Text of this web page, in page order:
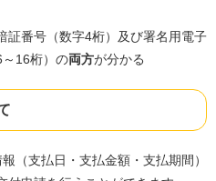
番号（数字4桁）及び署名用電子
16桁）の両方が分かる
（支払日・支払金額・支払期間）